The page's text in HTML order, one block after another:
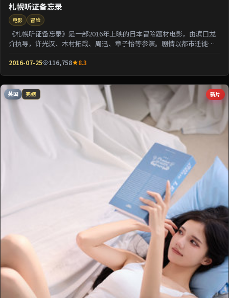
札幌听证备忘录
电影 冒险
《札幌听证备忘录》是一部2016年上映的日本冒险题材电影，由滨口龙
介执导，许光汉、木村拓哉、周迅、章子怡等参演。剧情以都市迁徙为
2016-07-25 116,758 8.3
新片
英国 完结